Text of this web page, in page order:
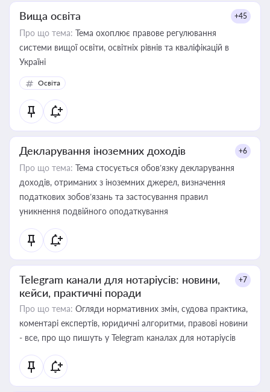
Вища освіта +45
Про що тема: Тема охоплює правове регулювання
системи вищої освіти, освітніх рівнів та кваліфікацій в
Україні
Освіта
Декларування іноземних доходів +6
Про що тема: Тема стосується обов’язку декларування
доходів, отриманих з іноземних джерел, визначення
податкових зобов’язань та застосування правил
уникнення подвійного оподаткування
Telegram канали для нотаріусів: новини,
кейси, практичні поради
+7
Про що тема: Огляди нормативних змін, судова практика,
коментарі експертів, юридичні алгоритми, правові новини
- все, про що пишуть у Telegram каналах для нотаріусів